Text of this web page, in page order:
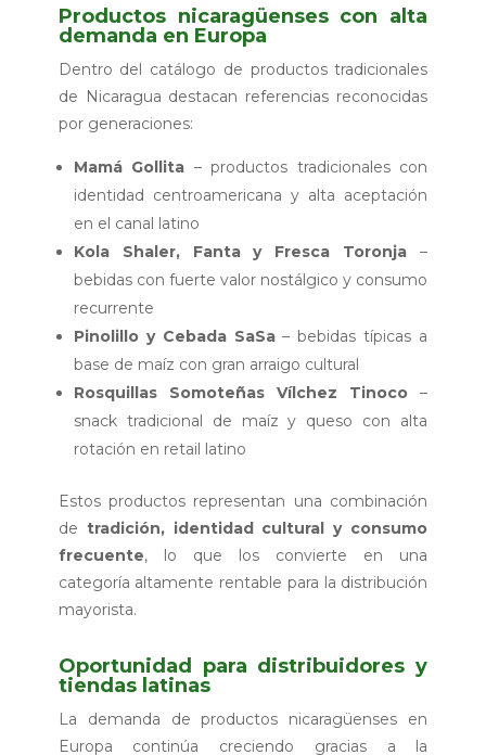
Productos nicaragüenses con alta
demanda en Europa
Dentro del catálogo de productos tradicionales
de Nicaragua destacan referencias reconocidas
por generaciones:
Mamá Gollita – productos tradicionales con
identidad centroamericana y alta aceptación
en el canal latino
Kola Shaler, Fanta y Fresca Toronja –
bebidas con fuerte valor nostálgico y consumo
recurrente
Pinolillo y Cebada SaSa– bebidas típicas a
base de maíz con gran arraigo cultural
Rosquillas Somoteñas Vílchez Tinoco –
snack tradicional de maíz y queso con alta
rotación en retail latino
Estos productos representan una combinación
de tradición, identidad cultural y consumo
frecuente, lo que los convierte en una
categoría altamente rentable para la distribución
mayorista.
Oportunidad para distribuidores y
tiendas latinas
La demanda de productos nicaragüenses en
Europa continúa creciendo gracias a la